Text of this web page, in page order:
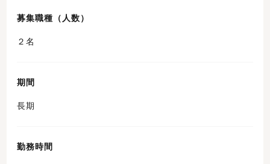
募集職種（人数）
２名
期間
長期
勤務時間